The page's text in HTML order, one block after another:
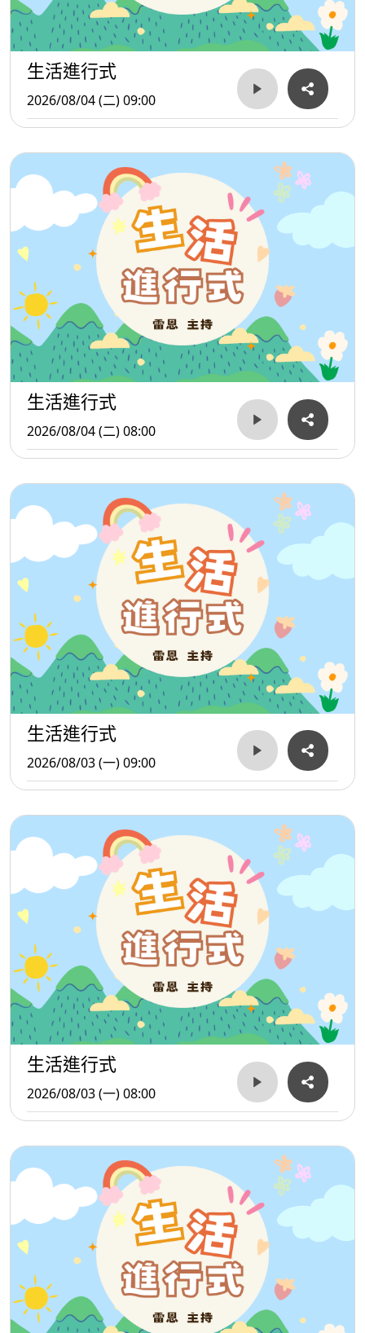
生活進行式
2026/08/04 (二) 09:00
生活進行式
2026/08/04 (二) 08:00
生活進行式
2026/08/03 (一) 09:00
生活進行式
2026/08/03 (一) 08:00